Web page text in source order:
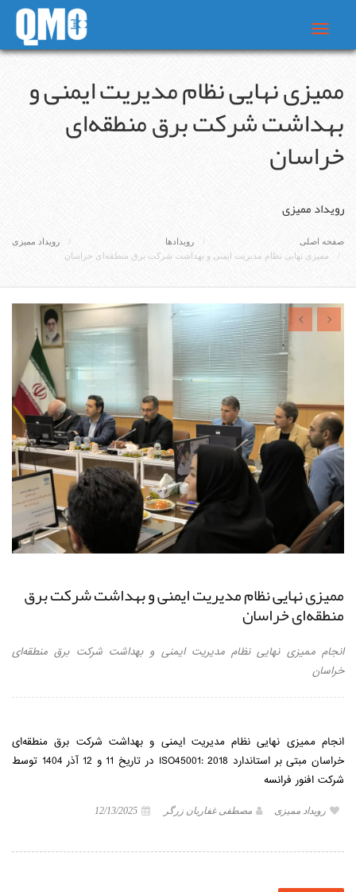
Toggle
ممیزی نهایی نظام مدیریت ایمنی و
بهداشت شرکت برق منطقه‌ای
خراسان
رویداد ممیزی
صفحه اصلی رویدادها
رویداد ممیزی
ممیزی نهایی نظام مدیریت ایمنی و بهداشت شرکت برق منطقه‌ای خراسان
ممیزی نهایی نظام مدیریت ایمنی و بهداشت شرکت برق
منطقه‌ای خراسان
انجام ممیزی نهایی نظام مدیریت ایمنی و بهداشت شرکت برق منطقه‌ای
خراسان
انجام ممیزی نهایی نظام مدیریت ایمنی و بهداشت شرکت برق منطقه‌ای
خراسان مبتی بر استاندارد ISO45001: 2018 در تاریخ 11 و 12 آذر 1404 توسط
شرکت افنور فرانسه
مصطفی غفاریان زرگر 12/13/2025 رویداد ممیزی